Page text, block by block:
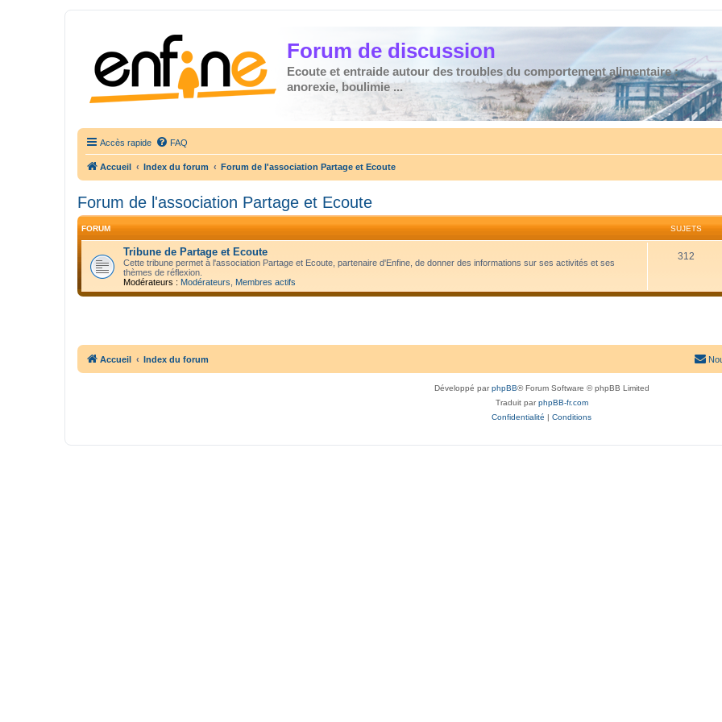
Forum de discussion
Ecoute et entraide autour des troubles du comportement alimentaire :
anorexie, boulimie ...
Accès rapide FAQ
Accueil Index du forum Forum de l'association Partage et Ecoute
Forum de l'association Partage et Ecoute
FORUM SUJETS
Tribune de Partage et Ecoute
Cette tribune permet à l'association Partage et Ecoute, partenaire d'Enfine, de donner des informations sur ses activités et ses
thèmes de réflexion.
Modérateurs : Modérateurs Membres actifs
312
Accueil Index du forum
Développé parphpBB® Forum Software © phpBB Limited
Traduit parphpBB-fr.com
Confidentialité | Conditions